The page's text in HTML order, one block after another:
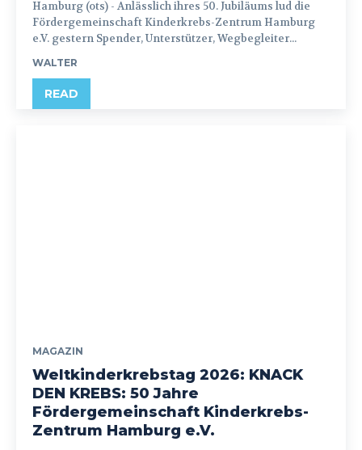
Hamburg (ots) - Anlässlich ihres 50. Jubiläums lud die
Fördergemeinschaft Kinderkrebs-Zentrum Hamburg
e.V. gestern Spender, Unterstützer, Wegbegleiter...
WALTER
READ
MAGAZIN
Weltkinderkrebstag 2026: KNACK
DEN KREBS: 50 Jahre
Fördergemeinschaft Kinderkrebs-
Zentrum Hamburg e.V.